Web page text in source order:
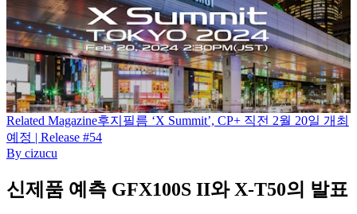
Related Magazine후지필름 ‘X Summit’, CP+ 직전 2월 20일 개최
예정 | Release #54
By cizucu
신제품 예측 GFX100S II와 X-T50의 발표